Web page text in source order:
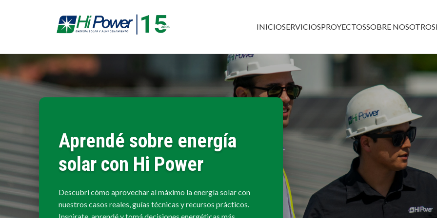
INICIOSERVICIOSPROYECTOSSOBRE NOSOTROS
Aprendé sobre energía
solar con Hi Power
Descubrí cómo aprovechar al máximo la energía solar con
nuestros casos reales, guías técnicas y recursos prácticos.